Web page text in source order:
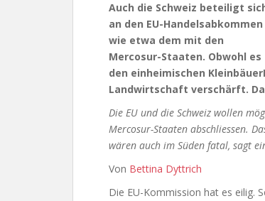
Auch die Schweiz beteiligt
an den EU-Handelsabkommen
wie etwa dem mit den
Mercosur-Staaten. Obwohl es
den einheimischen
Landwirtschaft verschärft.
Die EU und die Schweiz wollen
Mercosur-Staaten abschliessen.
wären auch im Süden fatal, sagt
Von Bettina Dyttrich
Die EU-Kommission hat es eilig.